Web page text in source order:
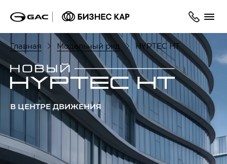
Главная Модельный ряд HYPTEC HT
В ЦЕНТРЕ ДВИЖЕНИЯ